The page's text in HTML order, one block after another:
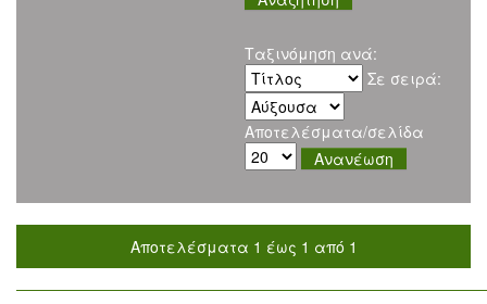
Ταξινόμηση ανά:
Σε σειρά:
Αποτελέσματα/σελίδα
Αποτελέσματα 1 έως 1 από 1